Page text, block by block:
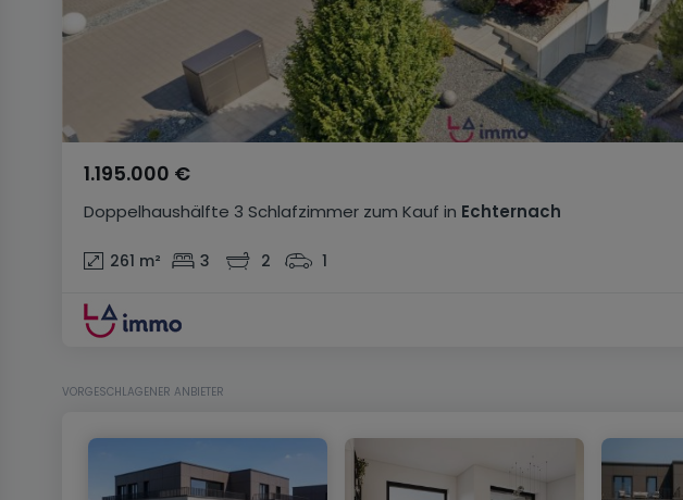
Doppelhaushälfte 3 Schlafzimmer zum Kauf in Echternach
1.195.000 €
261 m² 3 2 1
VORGESCHLAGENER ANBIETER